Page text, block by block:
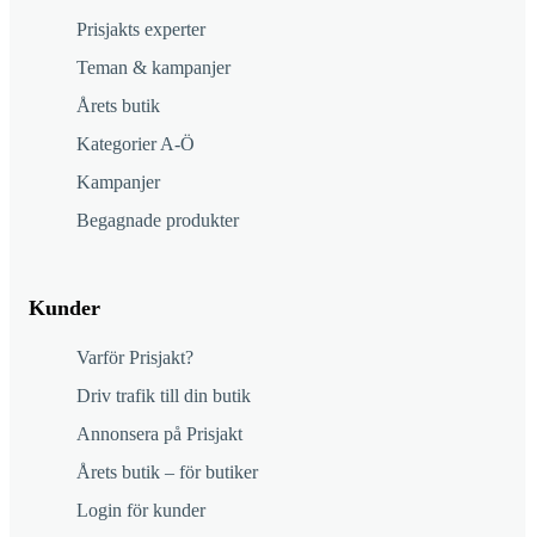
Prisjakts experter
Teman & kampanjer
Årets butik
Kategorier A-Ö
Kampanjer
Begagnade produkter
Kunder
Varför Prisjakt?
Driv trafik till din butik
Annonsera på Prisjakt
Årets butik – för butiker
Login för kunder